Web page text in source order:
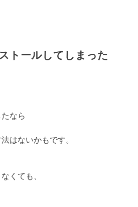
トールしてしまった
なら
はないかもです。
くても、